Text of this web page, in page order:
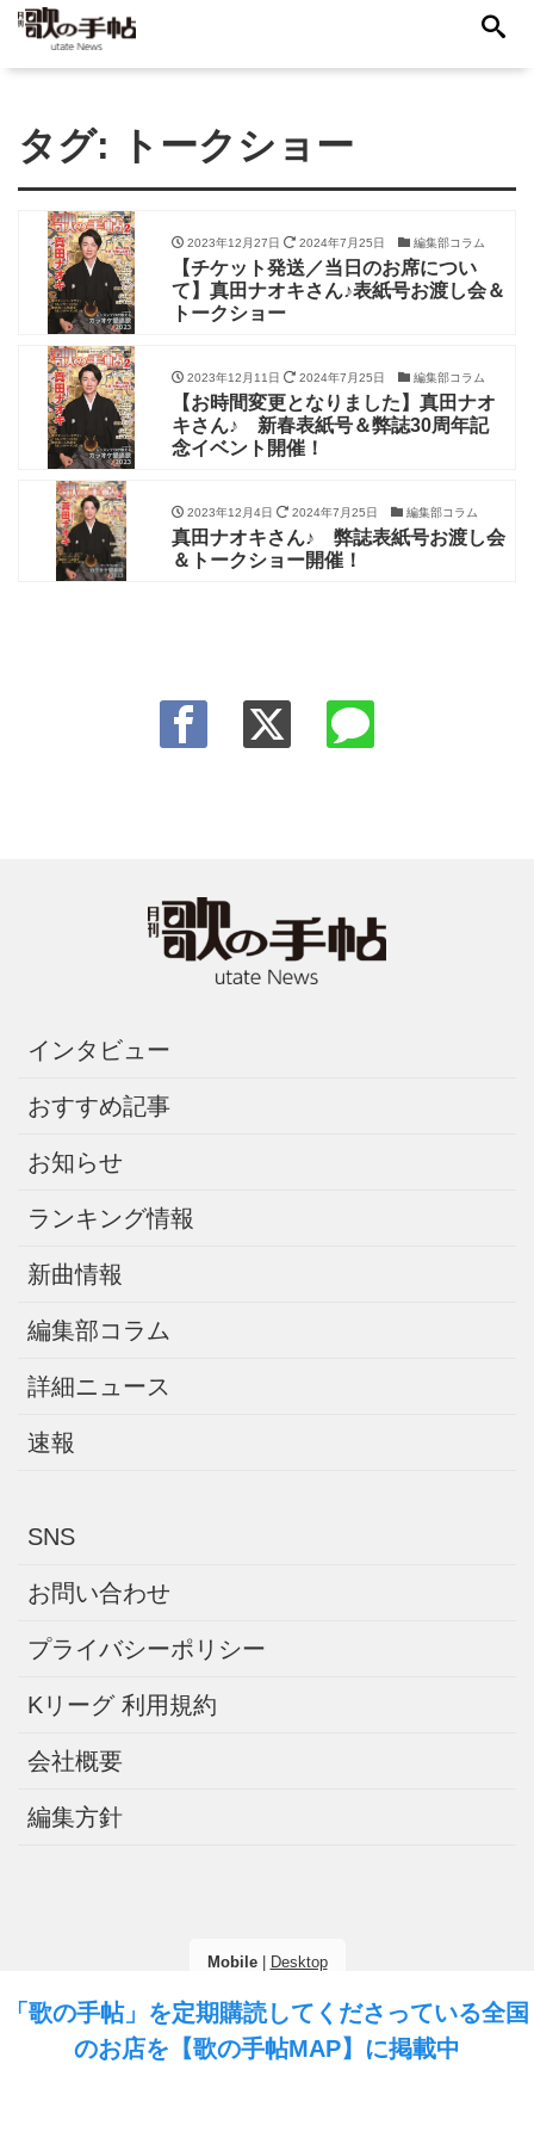
タグ: トークショー
2023年12月27日 2024年7月25日 編集部コラム
【チケット発送／当日のお席につい
て】真田ナオキさん♪表紙号お渡し会＆
トークショー
2023年12月11日 2024年7月25日 編集部コラム
【お時間変更となりました】真田ナオ
キさん♪ 新春表紙号＆弊誌30周年記
念イベント開催！
2023年12月4日 2024年7月25日 編集部コラム
真田ナオキさん♪ 弊誌表紙号お渡し会
＆トークショー開催！
「歌の手帖」を定期購読してくださっている全国
のお店を 【歌の手帖MAP】 に掲載中
インタビュー
おすすめ記事
お知らせ
ランキング情報
新曲情報
編集部コラム
詳細ニュース
速報
SNS
お問い合わせ
プライバシーポリシー
Kリーグ 利用規約
会社概要
編集方針
Mobile| Desktop
(C) 2026歌の手帖ニュース . All rights reserved.